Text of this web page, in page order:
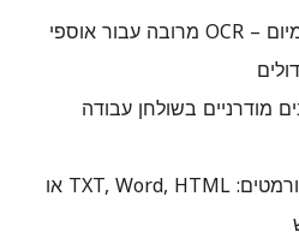
בגרסת הפרימיום – OCR מרובה עבור אוספי
מודרניים בשולחן עבודה
ייצוא למגוון פורמטים: TXT, Word, HTML או